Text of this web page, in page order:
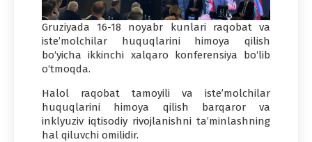
Gruziyada 16-18 noyabr kunlari raqobat va
iste’molchilar huquqlarini himoya qilish
bo‘yicha ikkinchi xalqaro konferensiya bo‘lib
o‘tmoqda.
Halol raqobat tamoyili va iste’molchilar
huquqlarini himoya qilish barqaror va
inklyuziv iqtisodiy rivojlanishni ta’minlashning
hal qiluvchi omilidir.